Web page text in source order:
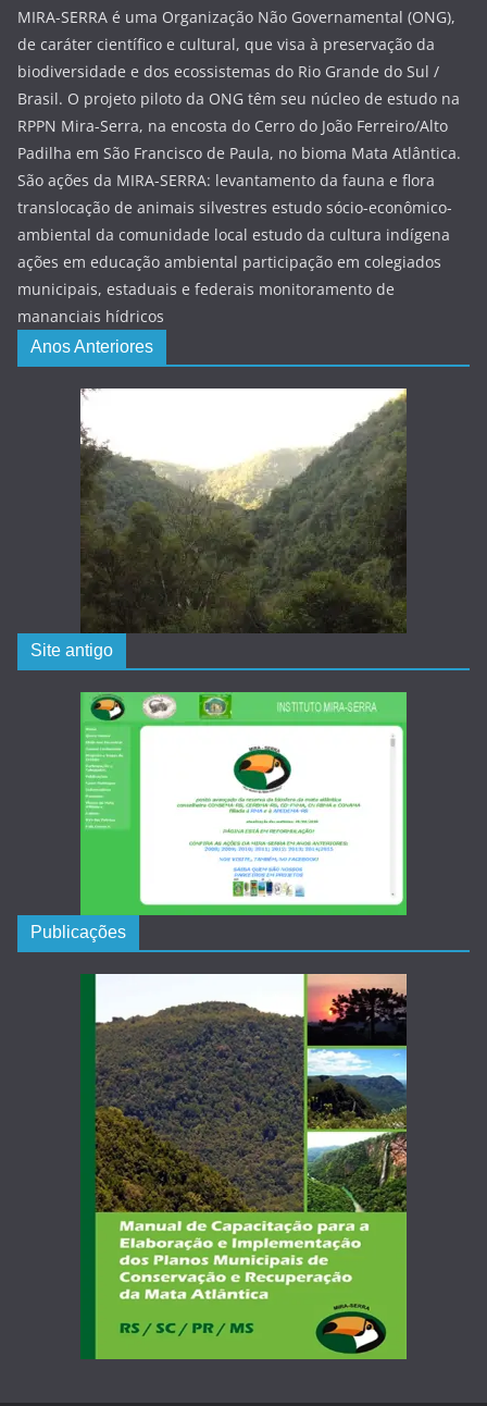
MIRA-SERRA é uma Organização Não Governamental (ONG),
de caráter científico e cultural, que visa à preservação da
biodiversidade e dos ecossistemas do Rio Grande do Sul /
Brasil. O projeto piloto da ONG têm seu núcleo de estudo na
RPPN Mira-Serra, na encosta do Cerro do João Ferreiro/Alto
Padilha em São Francisco de Paula, no bioma Mata Atlântica.
São ações da MIRA-SERRA: levantamento da fauna e flora
translocação de animais silvestres estudo sócio-econômico-
ambiental da comunidade local estudo da cultura indígena
ações em educação ambiental participação em colegiados
municipais, estaduais e federais monitoramento de
mananciais hídricos
Anos Anteriores
Site antigo
Publicações